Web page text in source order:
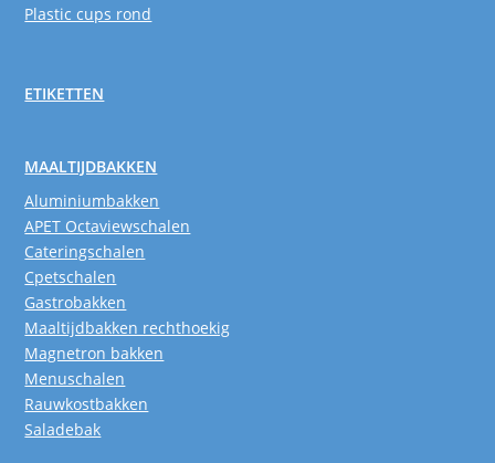
Plastic cups rond
ETIKETTEN
MAALTIJDBAKKEN
Aluminiumbakken
APET Octaviewschalen
Cateringschalen
Cpetschalen
Gastrobakken
Maaltijdbakken rechthoekig
Magnetron bakken
Menuschalen
Rauwkostbakken
Saladebak